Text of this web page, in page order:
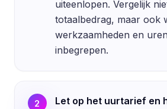
uiteenlopen. Vergelijk
totaalbedrag, maar ook
werkzaamheden en
inbegrepen.
2
Let op het uurtarief en